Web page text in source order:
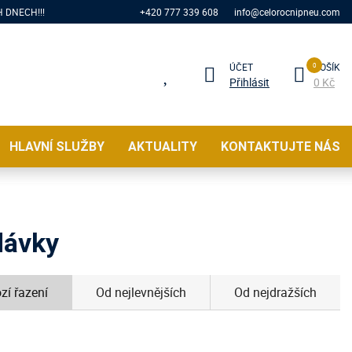
DNECH!!! +420 777 339 608 info@celorocnipneu.com
ÚČET
Přihlásit
KOŠÍK
0 Kč
HLAVNÍ SLUŽBY AKTUALITY KONTAKTUJTE NÁS
řazení Od nejlevnějších Od nejdražších